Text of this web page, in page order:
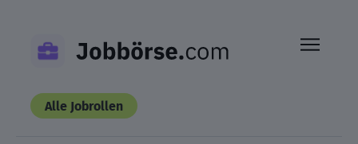
content
Alle Jobrollen